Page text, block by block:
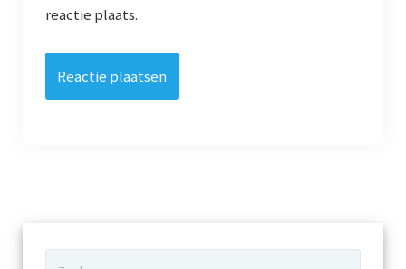
Werkgroepen
plaatsing
Vereniging
reactie plaats.